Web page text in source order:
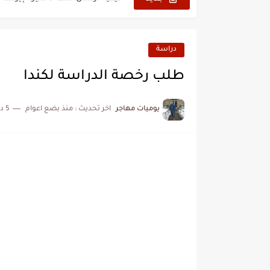
دراسة
طلب رخصة الدراسة لكندا
يوميات مهاجر اخر تحديث : منذ بضع اعوام 5 دقائق للقراءة